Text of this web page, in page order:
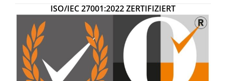
ISO/IEC 27001:2022ZERTIFIZIERT